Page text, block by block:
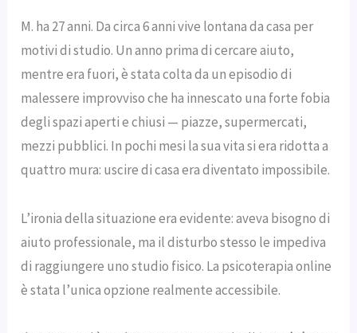
M. ha 27 anni. Da circa 6 anni vive lontana da casa per
motivi di studio. Un anno prima di cercare aiuto,
mentre era fuori, è stata colta da un episodio di
malessere improvviso che ha innescato una forte fobia
degli spazi aperti e chiusi — piazze, supermercati,
mezzi pubblici. In pochi mesi la sua vita si era ridotta a
quattro mura: uscire di casa era diventato impossibile.
L’ironia della situazione era evidente: aveva bisogno di
aiuto professionale, ma il disturbo stesso le impediva
di raggiungere uno studio fisico. La psicoterapia online
è stata l’unica opzione realmente accessibile.